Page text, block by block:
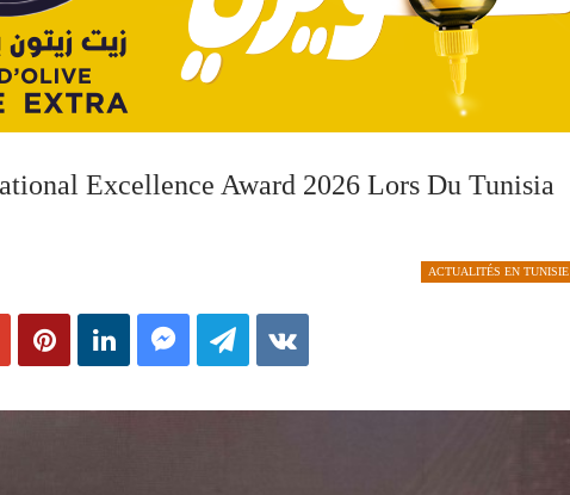
Excellence Award 2026 Lors Du Tunisia
ACTUALITÉS EN TUNISIE